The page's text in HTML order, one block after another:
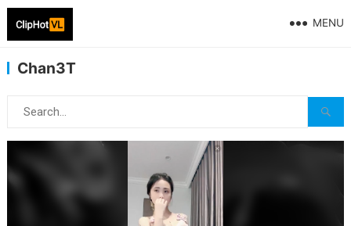
MENU
Chan3T